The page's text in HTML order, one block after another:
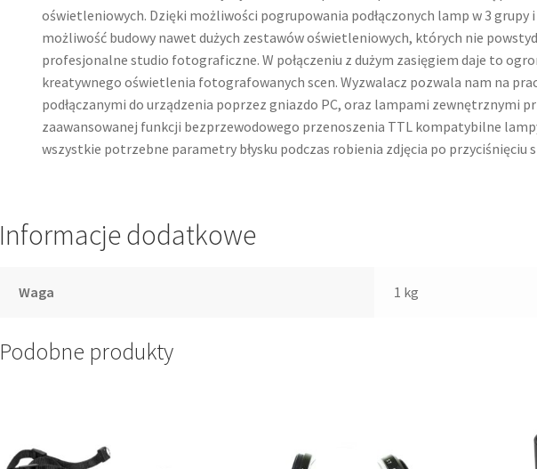
oświetleniowych. Dzięki możliwości pogrupowania podłączonych lamp w 3 grupy
możliwość budowy nawet dużych zestawów oświetleniowych, których nie
profesjonalne studio fotograficzne. W połączeniu z dużym zasięgiem daje to
kreatywnego oświetlenia fotografowanych scen. Wyzwalacz pozwala nam na
podłączanymi do urządzenia poprzez gniazdo PC, oraz lampami zewnętrznymi
zaawansowanej funkcji bezprzewodowego przenoszenia TTL kompatybilne
wszystkie potrzebne parametry błysku podczas robienia zdjęcia po przyciśnięciu
Informacje dodatkowe
Waga 1 kg
Podobne produkty